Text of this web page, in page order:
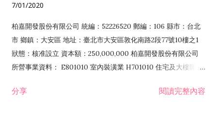
7/01/2020
柏嘉開發股份有限公司 統編：52226520 郵編：106 縣市：台北
市 鄉鎮：大安區 地址：臺北市大安區敦化南路2段77號10樓之1
狀態：核准設立 資本額：250,000,000 柏嘉開發股份有限公司
所營事業資料： E801010 室內裝潢業 H701010 住宅及大樓開發
發業 H703090 不動產買賣業 H703100 不動產租賃業 I503010
分享 閱讀完整內容